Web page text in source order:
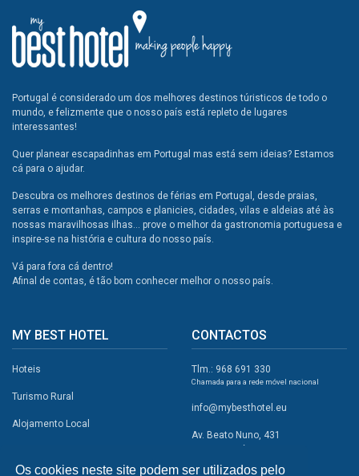
Os cookies neste site podem ser utilizados pelo
Portugal é considerado um dos melhores destinos túristicos de todo o
mundo, e felizmente que o nosso país está repleto de lugares
interessantes!
Quer planear escapadinhas em Portugal mas está sem ideias? Estamos
cá para o ajudar.
Descubra os melhores destinos de férias em Portugal, desde praias,
serras e montanhas, campos e planicies, cidades, vilas e aldeias até às
nossas maravilhosas ilhas... prove o melhor da gastronomia portuguesa e
inspire-se na história e cultura do nosso país.
Vá para fora cá dentro!
Afinal de contas, é tão bom conhecer melhor o nosso país.
MY BEST HOTEL
Hoteis
Turismo Rural
Alojamento Local
CONTACTOS
Tlm.: 968 691 330
Chamada para a rede móvel nacional
info@mybesthotel.eu
Av. Beato Nuno, 431
2495-401 Fátima